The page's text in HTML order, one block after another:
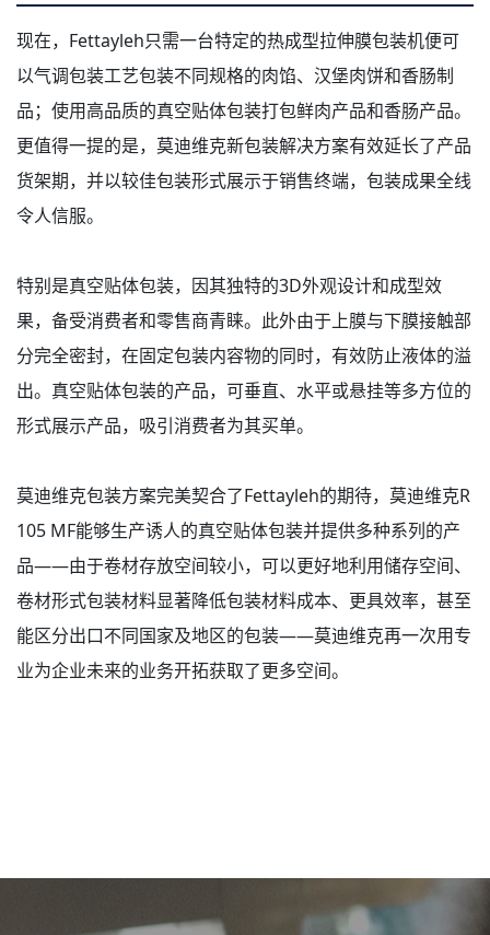
现在，Fettayleh只需一台特定的热成型拉伸膜包装机便可
以气调包装工艺包装不同规格的肉馅、汉堡肉饼和香肠制
品；使用高品质的真空贴体包装打包鲜肉产品和香肠产品。
更值得一提的是，莫迪维克新包装解决方案有效延长了产品
货架期，并以较佳包装形式展示于销售终端，包装成果全线
令人信服。
特别是真空贴体包装，因其独特的3D外观设计和成型效
果，备受消费者和零售商青睐。此外由于上膜与下膜接触部
分完全密封，在固定包装内容物的同时，有效防止液体的溢
出。真空贴体包装的产品，可垂直、水平或悬挂等多方位的
形式展示产品，吸引消费者为其买单。
莫迪维克包装方案完美契合了Fettayleh的期待，莫迪维克R
105 MF能够生产诱人的真空贴体包装并提供多种系列的产
品——由于卷材存放空间较小，可以更好地利用储存空间、
卷材形式包装材料显著降低包装材料成本、更具效率，甚至
能区分出口不同国家及地区的包装——莫迪维克再一次用专
业为企业未来的业务开拓获取了更多空间。